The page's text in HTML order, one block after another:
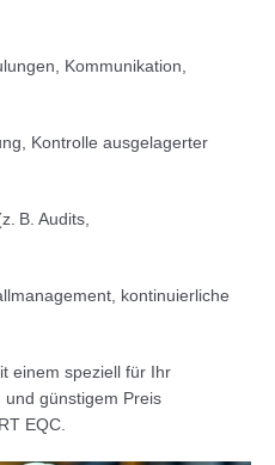
Kommunikation,
Kontrolle ausgelagerter
B. Audits,
kontinuierliche
einem speziell für Ihr
günstigem Preis
EQC.